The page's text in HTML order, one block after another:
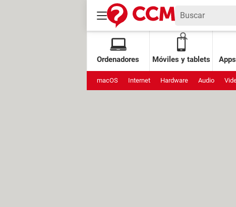
Ordenadores Móviles y tablets
macOS Internet Hardware Audio